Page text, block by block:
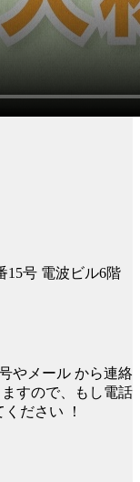
15号 電波ビル6階
やメール から連絡
すので、もし電話
ください ！